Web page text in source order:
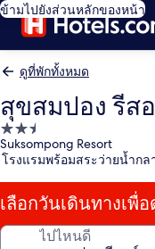
ข้ามไปยังส่วนหลักของหน้า
ดูที่พักทั้งหมด
สุขสมปอง รีส
ที่พัก
2.5
Suksompong Resort
โรงแรมพร้อมสระว่ายน้ำกล
เลือกวันเดินทางเพื่
ไปไหนดี